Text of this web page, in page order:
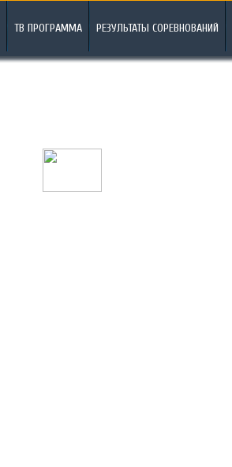
ТВ ПРОГРАММА РЕЗУЛЬТАТЫ СОРЕВНОВАНИЙ